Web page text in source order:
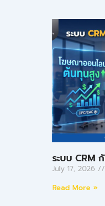
ระบบ CRM
July 17, 2026
Read More »